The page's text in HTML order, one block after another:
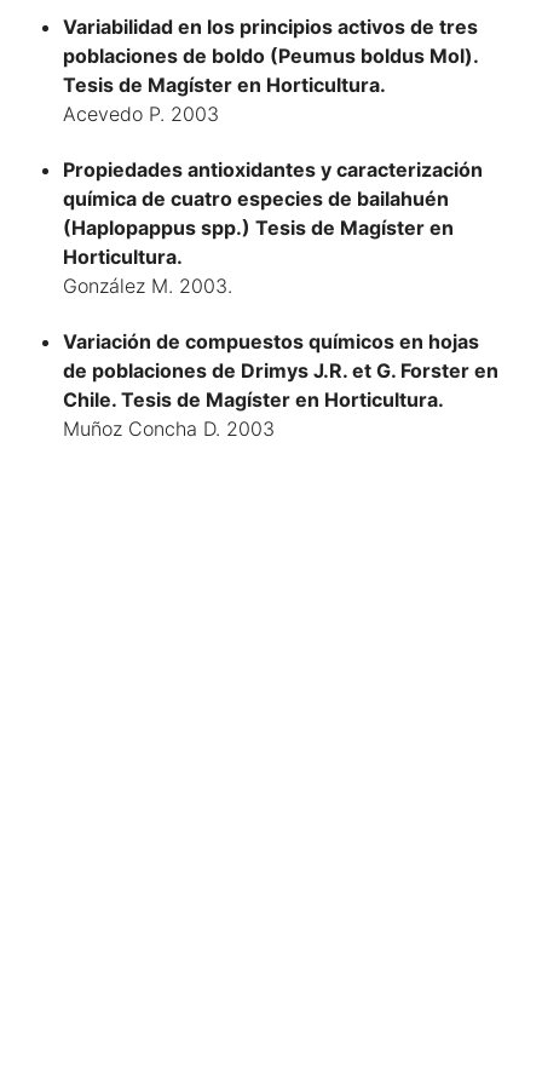
Variabilidad en los principios activos de tres
poblaciones de boldo (Peumus boldus Mol).
Tesis de Magíster en Horticultura.
Acevedo P. 2003
Propiedades antioxidantes y caracterización
química de cuatro especies de bailahuén
(Haplopappus spp.) Tesis de Magíster en
Horticultura.
González M. 2003.
Variación de compuestos químicos en hojas
de poblaciones de Drimys J.R. et G. Forster en
Chile. Tesis de Magíster en Horticultura.
Muñoz Concha D. 2003